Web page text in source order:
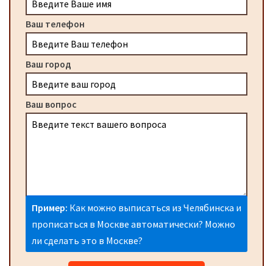
Ваш телефон
Ваш город
Ваш вопрос
Пример: Как можно выписаться из Челябинска и
прописаться в Москве автоматически? Можно
ли сделать это в Москве?